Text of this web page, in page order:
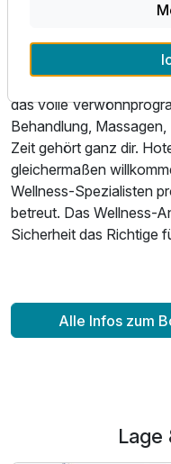
das volle
Behandlung,
Zeit gehört ganz dir.
gleichermaßen
Wellness-Spezialisten
betreut. Das Wellness-
Sicherheit das Richtige
Alle Infos zum
Lage